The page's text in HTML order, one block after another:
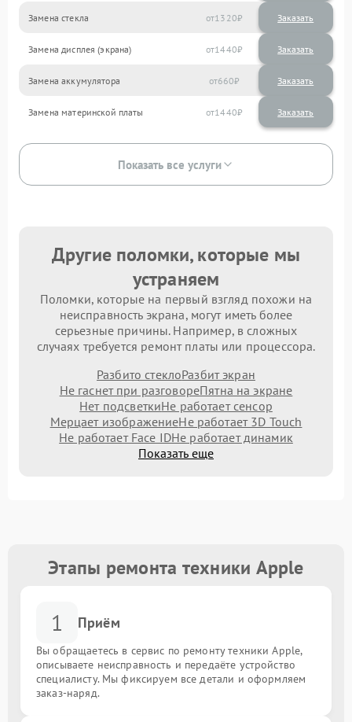
Замена стекла 1320
Замена дисплея (экрана) 1440
Замена аккумулятора 660
Замена материнской платы 1440
Показать все услуги
Другие поломки, которые мы
устраняем
Поломки, которые на первый взгляд похожи на
неисправность экрана, могут иметь более
серьезные причины. Например, в сложных
случаях требуется ремонт платы или процессора.
Разбито стеклоРазбит экран
Не гаснет при разговореПятна на экране
Нет подсветкиНе работает сенсор
Мерцает изображениеНе работает 3D Touch
Не работает Face IDНе работает динамик
Показать еще
Этапы ремонта техники Apple
1 Приём
Вы обращаетесь в сервис по ремонту техники Apple,
описываете неисправность и передаёте устройство
специалисту. Мы фиксируем все детали и оформляем
заказ-наряд.